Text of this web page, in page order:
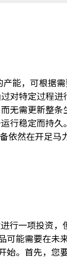
能，可根据
对特定过程进
无需更新整条
行稳定而持久
依然在开足马
行一项投资，
可能需要在未
始。首先，您